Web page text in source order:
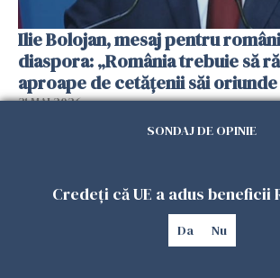
Ilie Bolojan, mesaj pentru
diaspora: „România trebuie să
aproape de cetățenii săi
31 MAI 2026
SONDAJ DE OPINIE
Credeți că UE a adus beneficii
Da Nu